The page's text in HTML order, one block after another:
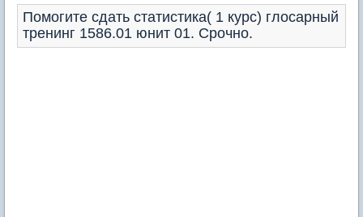
Помогите сдать статистика( 1 курс) глосарный
тренинг 1586.01 юнит 01. Срочно.